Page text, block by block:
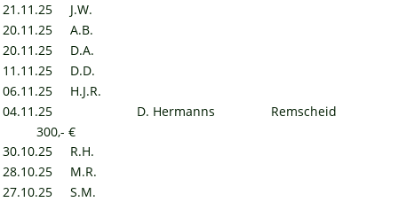
21.11.25
J.W.
20.11.25
A.B.
20.11.25
D.A.
11.11.25
D.D.
06.11.25
H.J.R.
04.11.25
D. Hermanns
Remscheid
300,- €
30.10.25
R.H.
28.10.25
M.R.
27.10.25
S.M.